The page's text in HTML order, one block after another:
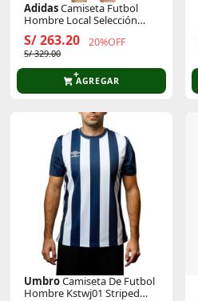
AdidasCamiseta Futbol
Hombre Local Selección
Alemania 2026 Dfb H Jsy
S/ 263.20 20%OFF
S/ 329.00
AGREGAR
UmbroCamiseta De Futbol
Hombre Kstwj01 Striped